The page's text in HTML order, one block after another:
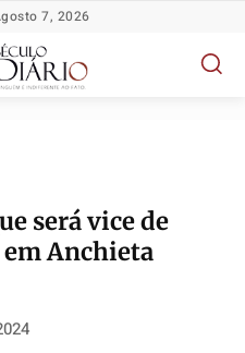
7, 2026
será vice de
Anchieta